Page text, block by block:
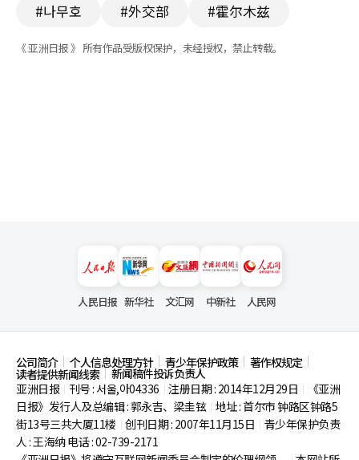
#나무호 #外交部 #霍尔木兹
《 亚洲日报 》 所有作品受版权保护，未经授权，禁止转载。
人民日报 新华社 文汇网 中新社 人民网
公司简介 个人信息处理方针 青少年保护政策 著作权规定
读者提供新闻线索
新闻稿件投诉负责人
亚洲日报
刊号 : 서울,아04336 注册日期 : 2014年12月29日
《亚洲
日报》发行人及总编辑 : 郭永吉、梁圭铉 地址 : 首尔市钟路区钟路5
街13号三共大厦11楼 创刊日期 : 2007年11月15日
青少年保护负责
人 : 王海纳 电话 : 02-739-2171